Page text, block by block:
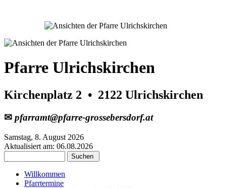
Pfarre Ulrichskirchen
Kirchenplatz 2 • 2122 Ulrichskirchen
✉ pfarramt@pfarre‑grossebersdorf.at
Samstag, 8. August 2026
Aktualisiert am: 06.08.2026
Willkommen
Pfarrtermine